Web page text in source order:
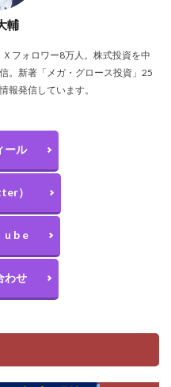
輔
フォロワー8万人。株式投資を中
。新著「メガ・グロース投資」25
報発信しています。
ール
）
u b e
わせ